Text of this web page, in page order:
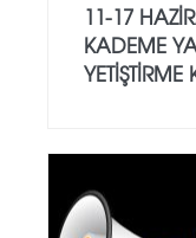
11-17
KADEME
YETİŞTİRME